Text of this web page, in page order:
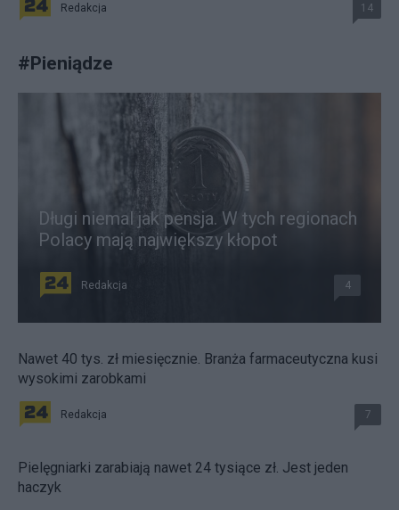
Redakcja 14
#Pieniądze
Długi niemal jak pensja. W tych regionach
Polacy mają największy kłopot
Redakcja 4
Nawet 40 tys. zł miesięcznie. Branża farmaceutyczna kusi
wysokimi zarobkami
Redakcja 7
Pielęgniarki zarabiają nawet 24 tysiące zł. Jest jeden
haczyk